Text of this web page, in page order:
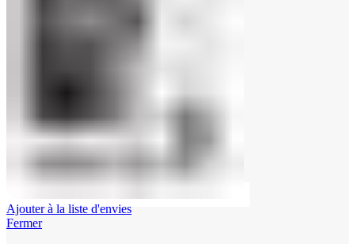
Ajouter à la liste d'envies
Fermer